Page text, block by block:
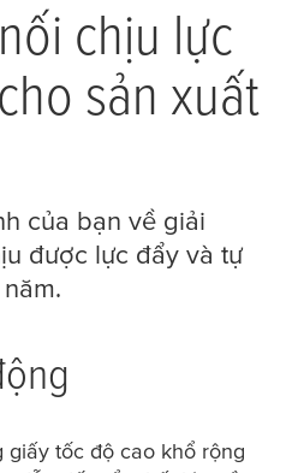
chịu lực
sản xuất
của bạn về giải
được lực đẩy và tự
tốc độ cao khổ rộng